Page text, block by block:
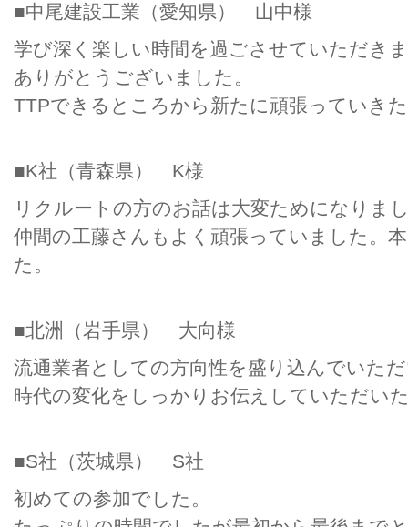
■中尾建設工業（愛知県） 山中様
学び深く楽しい時間を過ごさせていただき
ありがとうございました。
TTPできるところから新たに頑張っていき
■K社（青森県） K様
リクルートの方のお話は大変ためになりま
仲間の工藤さんもよく頑張っていました。
た。
■北洲（岩手県） 大向様
流通業者としての方向性を盛り込んでいた
時代の変化をしっかりお伝えしていただい
■S社（茨城県） S社
初めての参加でした。